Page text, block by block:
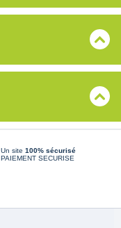
Un site 100% sécurisé
PAIEMENT SECURISE